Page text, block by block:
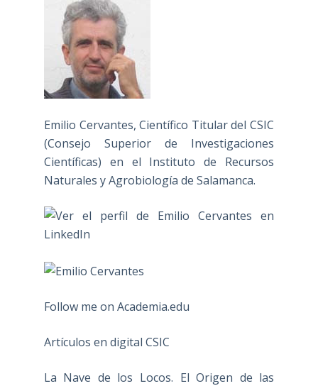
Emilio Cervantes, Científico Titular del CSIC
(Consejo Superior de Investigaciones
Científicas) en el Instituto de Recursos
Naturales y Agrobiología de Salamanca.
Follow me on Academia.edu
Artículos en digital CSIC
La Nave de los Locos. El Origen de las